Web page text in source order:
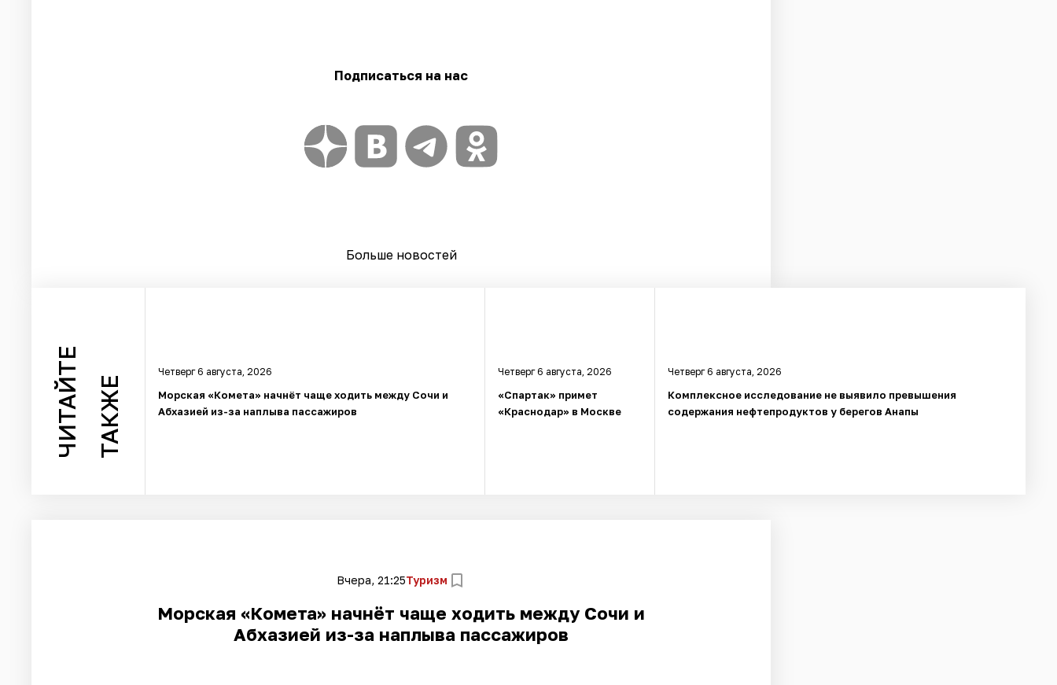
Подписаться на нас
Больше новостей
ЧИТАЙТЕ ТАКЖЕ
Четверг 6 августа, 2026
Морская «Комета» начнёт чаще ходить между Сочи и
Абхазией из-за наплыва пассажиров
Четверг 6 августа, 2026
«Спартак» примет
«Краснодар» в Москве
Четверг 6 августа, 2026
Комплексное исследование не выявило превышения
содержания нефтепродуктов у берегов Анапы
Вчера, 21:25Туризм
Морская «Комета» начнёт чаще ходить между Сочи и
Абхазией из-за наплыва пассажиров